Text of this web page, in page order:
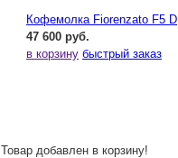
Кофемолка Fiorenzato F5 D
47 600 руб.
в корзину быстрый заказ
Товар добавлен в корзину!